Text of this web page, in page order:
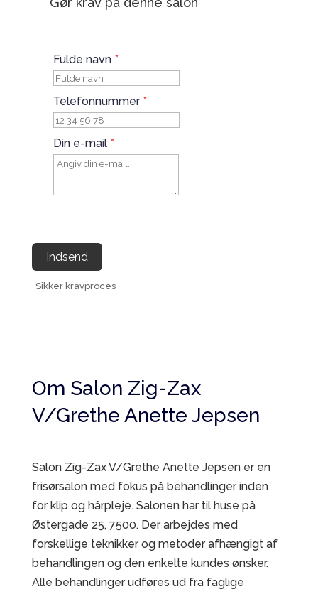
Fulde navn *
Telefonnummer *
Din e-mail *
Indsend
Sikker kravproces
Om Salon Zig-Zax
V/Grethe Anette Jepsen
Salon Zig-Zax V/Grethe Anette Jepsen er en
frisørsalon med fokus på behandlinger inden
for klip og hårpleje. Salonen har til huse på
Østergade 25, 7500. Der arbejdes med
forskellige teknikker og metoder afhængigt af
behandlingen og den enkelte kundes ønsker.
Alle behandlinger udføres ud fra faglige